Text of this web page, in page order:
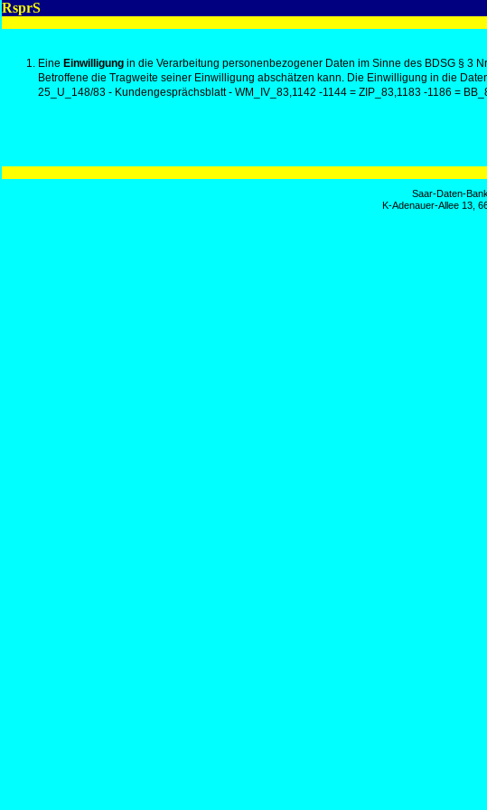
RsprS
Eine Einwilligung in die Verarbeitung personenbezogener Daten im Sinne des BDSG § 3
Betroffene die Tragweite seiner Einwilligung abschätzen kann. Die Einwilligung in die
25_U_148/83 - Kundengesprächsblatt - WM_IV_83,1142 -1144 = ZIP_83,1183 -1186 =
Saar-Daten-
K-Adenauer-Allee 13,